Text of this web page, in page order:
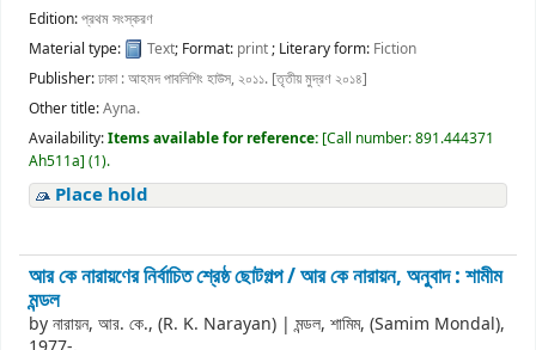
Edition:প্রথম সংস্করণ
Material type:
Text; Format: print; Literary form: Fiction
Publisher:ঢাকা : আহমদ পাবলিশিং হাউস, ২০১১. [তৃতীয় মুদ্রণ ২০১৪]
Other title:Ayna.
Availability:Items available for reference: [Call number:891.444371
Ah511a] (1).
Place hold
আর কে নারায়ণের নির্বাচিত শ্রেষ্ঠ ছোটগল্প /আর কে নারায়ন, অনুবাদ : শামীম
মন্ডল
byনারায়ন, আর. কে., (R. K. Narayan) |মন্ডল, শামিম, (Samim Mondal),